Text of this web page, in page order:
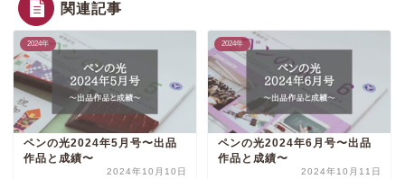
関連記事
2024年
ペンの光2024年5月号〜出品
作品と成績〜
2024年10月10日
2024年
ペンの光2024年6月号〜出品
作品と成績〜
2024年10月11日